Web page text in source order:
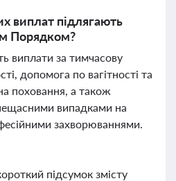
виплат підлягають
Порядком?
виплати за тимчасову
допомога по вагітності та
поховання, а також
випадками на
захворюваннями.
підсумок змісту